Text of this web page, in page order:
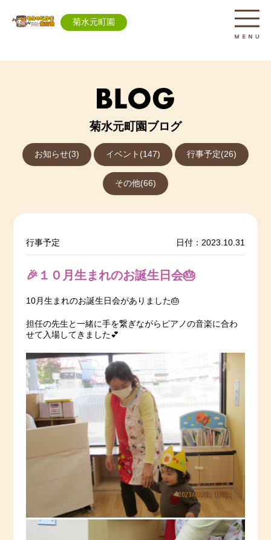
菊水元町園
菊水元町園ブログ
お知らせ(3) イベント(147) 行事予定(26)
その他(66)
行事予定 日付：2023.10.31
🎉１０月生まれのお誕生日会🎂
10月生まれのお誕生日会がありました🎂
担任の先生と一緒に手を繋ぎながらピアノの音楽に合わ
せて入場してきました💕